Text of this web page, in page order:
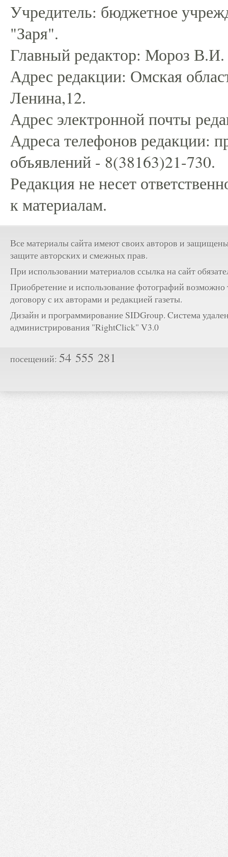
Учредитель: бюджетное
"Заря".
Главный редактор: Мороз В.И.
Адрес редакции: Омская
Ленина,12.
Адрес электронной почты
Адреса телефонов редакции:
объявлений - 8(38163)21-730.
Редакция не несет
к материалам.
Все материалы сайта имеют своих авторов и
защите авторских и смежных прав.
При использовании материалов ссылка на сайт
Приобретение и использование фотографий возможно
договору с их авторами и редакцией газеты.
Дизайн и программирование SIDGroup. Cистема
администрирования "RightClick" V3.0
посещений: 54 555 281